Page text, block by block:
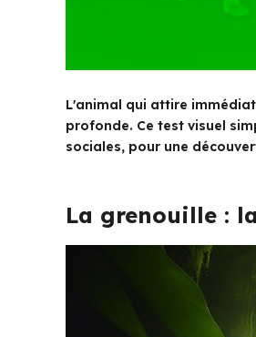
L'animal qui attire
profonde. Ce test visuel
sociales, pour une
La grenouille :